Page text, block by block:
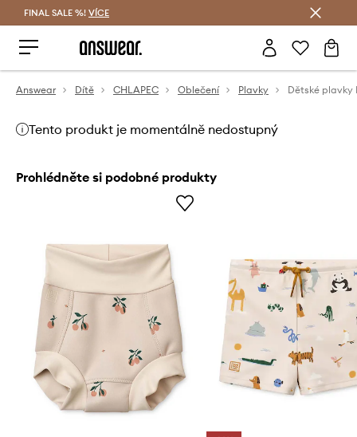
FINAL SALE %! VÍCE
Answear Dítě CHLAPEC Oblečení Plavky Dětské plavky
Tento produkt je momentálně nedostupný
Prohlédněte si podobné produkty